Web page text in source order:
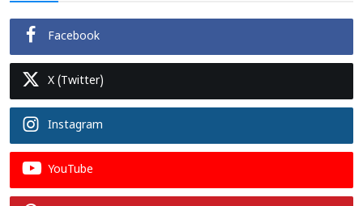
Facebook
X (Twitter)
Instagram
YouTube